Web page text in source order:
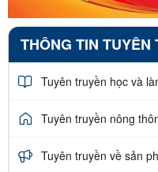
THÔNG TIN TUYÊN
Tuyên truyền học và
Tuyên truyền nông
Tuyên truyền về sản